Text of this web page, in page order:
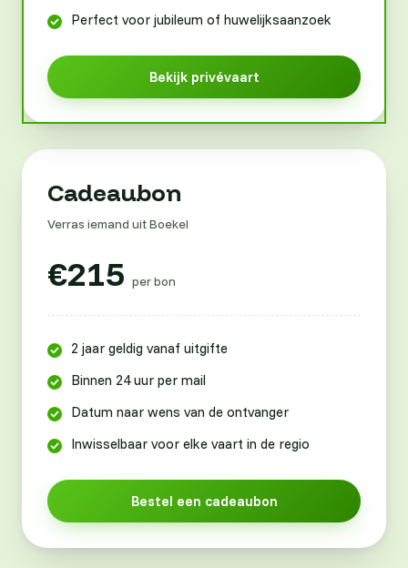
Perfect voor jubileum of huwelijksaanzoek
Bekijk privévaart
Cadeaubon
Verras iemand uit Boekel
€215 per bon
2 jaar geldig vanaf uitgifte
Binnen 24 uur per mail
Datum naar wens van de ontvanger
Inwisselbaar voor elke vaart in de regio
Bestel een cadeaubon